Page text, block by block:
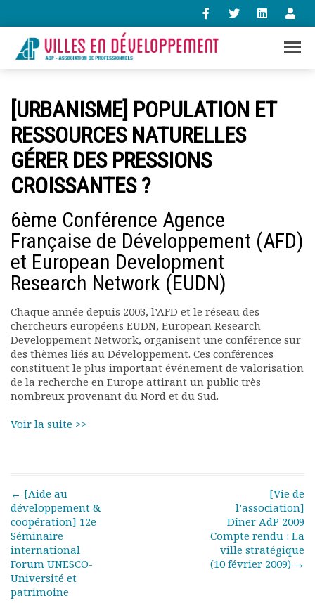
contact@villes-developpement.org
Accueil
L’association
Qui sommes-nous ?
Le bureau
Statuts de l’association
Vie de l’association
Calendrier des activités
Assemblées générales
Comptes rendus mensuels
Rapports moraux
Rapports financiers
Nous rejoindre
Le bulletin
Présentation du bulletin
Bulletins Villes en
Nos actions
Podcast-AdP
Dîners débats
Journées d’études
Concours vidéo
Matinales
Nos partenaires
[URBANISME] POPULATION ET
RESSOURCES NATURELLES
GÉRER DES PRESSIONS
CROISSANTES ?
6ème Conférence Agence
Française de Développement (AFD)
et European Development
Research Network (EUDN)
Chaque année depuis 2003, l’AFD et le réseau des
chercheurs européens EUDN, European Research
Developpement Network, organisent une conférence sur
des thèmes liés au Développement. Ces conférences
constituent le plus important événement de valorisation
de la recherche en Europe attirant un public très
nombreux provenant du Nord et du Sud.
Voir la suite >>
Post navigation
← [Aide au
développement &
coopération] 12e
Séminaire
international
Forum UNESCO-
Université et
patrimoine
[Vie de
l’association]
Dîner AdP 2009
Compte rendu : La
ville stratégique
(10 février 2009) →